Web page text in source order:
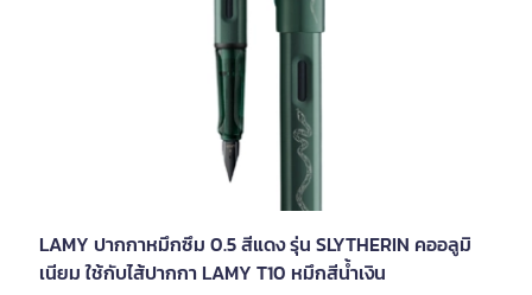
LAMY ปากกาหมึกซึม 0.5 สีแดง รุ่น SLYTHERIN คออลูมิ
เนียม ใช้กับไส้ปากกา LAMY T10 หมึกสีน้ำเงิน